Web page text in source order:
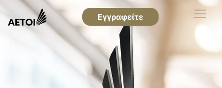
Εγγραφείτε